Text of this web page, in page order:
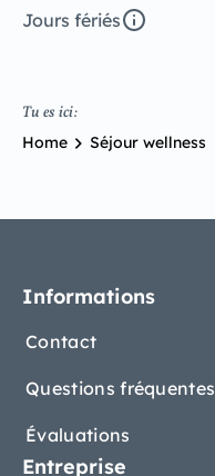
Jours fériés
Tu es ici:
Home Séjour wellness
Informations
Contact
Questions fréquentes
Évaluations
Entreprise